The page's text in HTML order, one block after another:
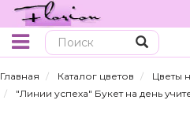
Главная Каталог цветов
Цветы
"Линии успеха" Букет на день